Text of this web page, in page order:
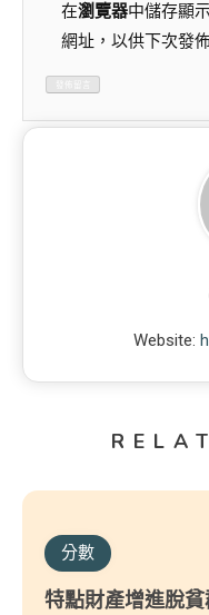
在瀏覽器中儲存顯
網址，以供下次發
Website:
分數
特點財產增進脫